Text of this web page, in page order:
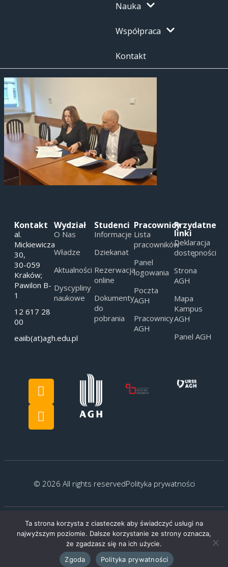
Nauka
Współpraca
Kontakt
Kontakt
al.
Mickiewicza
30,
30-059
Kraków;
Pawilon B-
1
12 617 28
00
eaiib(at)agh.edu.pl
Wydział
O Nas
Władze
Aktualności
Dyscypliny
naukowe
Studenci
Informacje
Dziekanat
Rezerwacja
online
Dokumenty
do
pobrania
Pracownicy
Lista
pracowników
Panel
logowania
Poczta
AGH
Pracownicy
AGH
Przydatne
linki
Deklaracja
dostępności
Strona
AGH
Mapa
Kampus
AGH
Panel AGH
© 2026 All rights reservedPolityka prywatności
Created by: G.Kocyłowski
Ta strona korzysta z ciasteczek aby świadczyć usługi na
najwyższym poziomie. Dalsze korzystanie ze strony oznacza,
że zgadzasz się na ich użycie.
Zgoda
Polityka prywatności